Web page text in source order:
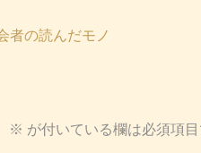
者の読んだモノ
※ が付いている欄は必須項